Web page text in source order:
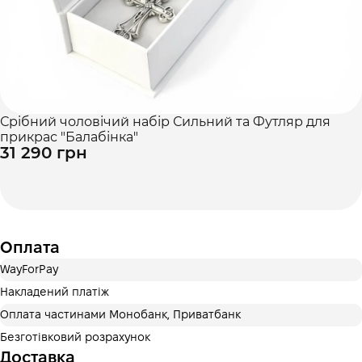
Срібний чоловічий набір Сильний та Футляр для
прикрас "Балабінка"
31 290 грн
Оплата
WayForPay
Накладений платіж
Оплата частинами Монобанк, Приватбанк
Безготівковий розрахунок
Доставка